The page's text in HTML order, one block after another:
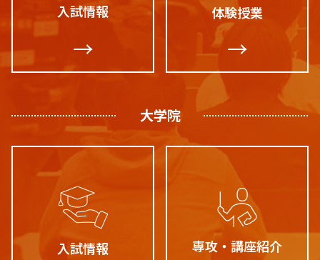
入試情報
→
体験授業
→
大学院
入試情報 専攻・講座紹介